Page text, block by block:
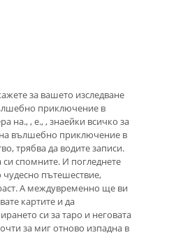
за вашето изследване
приключение в
на., , е., , знаейки всичко за
вълшебно приключение в
трябва да водите записи.
спомните. И погледнете
пътешествие,
А междувременно ще ви
картите и да
си за таро и неговата
за миг отново изпадна в